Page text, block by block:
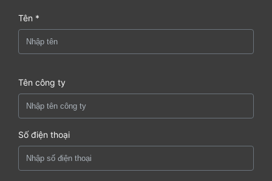
Tên *
Tên công ty
Số điện thoại